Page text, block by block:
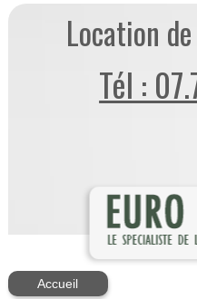
Location
Tél :
Accueil